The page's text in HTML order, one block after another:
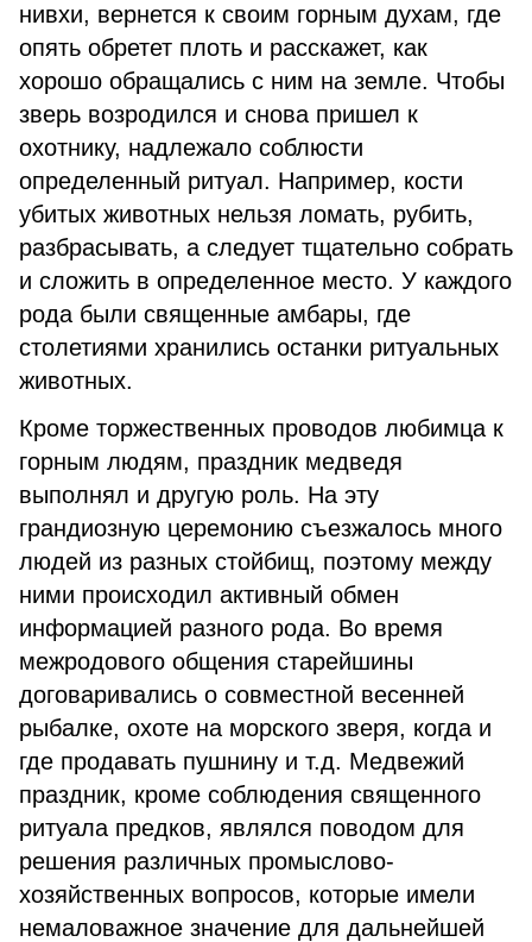
нивхи, вернется к своим горным духам, где
опять обретет плоть и расскажет, как
хорошо обращались с ним на земле. Чтобы
зверь возродился и снова пришел к
охотнику, надлежало соблюсти
определенный ритуал. Например, кости
убитых животных нельзя ломать, рубить,
разбрасывать, а следует тщательно собрать
и сложить в определенное место. У каждого
рода были священные амбары, где
столетиями хранились останки ритуальных
животных.
Кроме торжественных проводов любимца к
горным людям, праздник медведя
выполнял и другую роль. На эту
грандиозную церемонию съезжалось много
людей из разных стойбищ, поэтому между
ними происходил активный обмен
информацией разного рода. Во время
межродового общения старейшины
договаривались о совместной весенней
рыбалке, охоте на морского зверя, когда и
где продавать пушнину и т.д. Медвежий
праздник, кроме соблюдения священного
ритуала предков, являлся поводом для
решения различных промыслово-
хозяйственных вопросов, которые имели
немаловажное значение для дальнейшей